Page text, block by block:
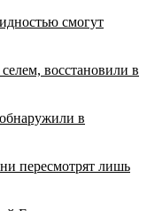
смогут
восстановили в
в
пересмотрят лишь